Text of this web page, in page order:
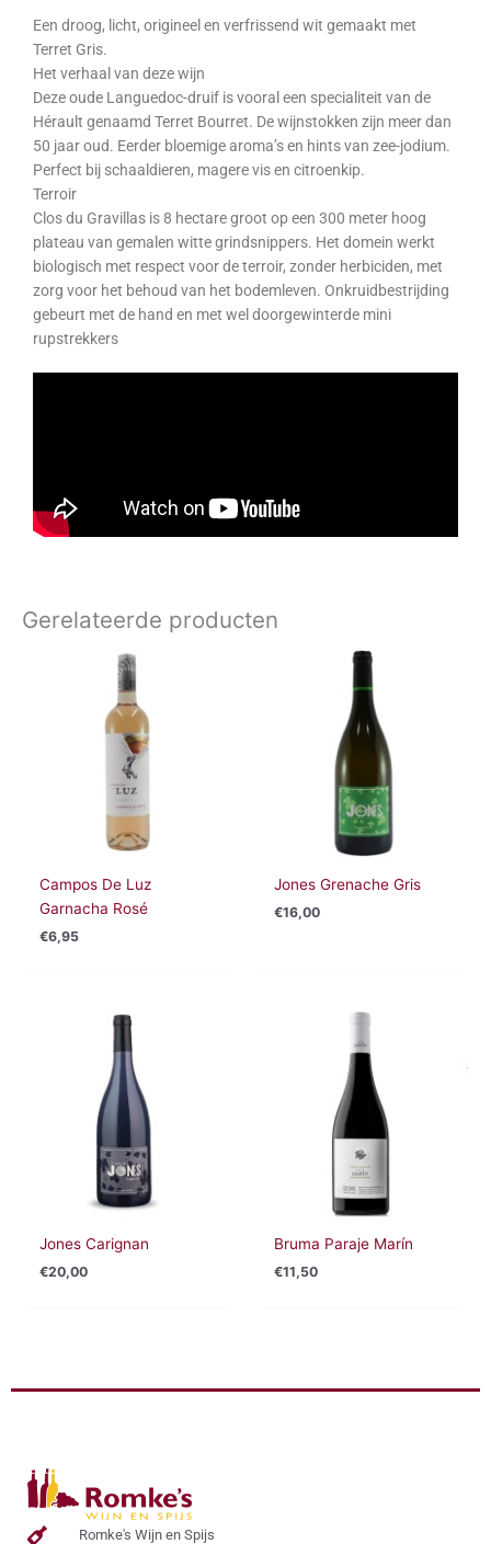
Een droog, licht, origineel en verfrissend wit gemaakt met
Terret Gris.
Het verhaal van deze wijn
Deze oude Languedoc-druif is vooral een specialiteit van de
Hérault genaamd Terret Bourret. De wijnstokken zijn meer dan
50 jaar oud. Eerder bloemige aroma’s en hints van zee-jodium.
Perfect bij schaaldieren, magere vis en citroenkip.
Terroir
Clos du Gravillas is 8 hectare groot op een 300 meter hoog
plateau van gemalen witte grindsnippers. Het domein werkt
biologisch met respect voor de terroir, zonder herbiciden, met
zorg voor het behoud van het bodemleven. Onkruidbestrijding
gebeurt met de hand en met wel doorgewinterde mini
rupstrekkers
Gerelateerde producten
Campos De Luz
Garnacha Rosé
€6,95
Jones Grenache Gris
€16,00
Jones Carignan
€20,00
Bruma Paraje Marín
€11,50
Romke's Wijn en Spijs